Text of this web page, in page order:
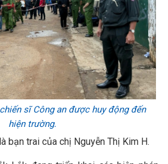
sĩ Công an được huy động đến
hiện trường.
bạn trai của chị Nguyễn Thị Kim H.